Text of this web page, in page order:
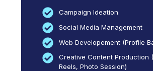
Campaign Ideation
Social Media Management
Web Developement (Profile
Creative Content Production
Reels, Photo Session)